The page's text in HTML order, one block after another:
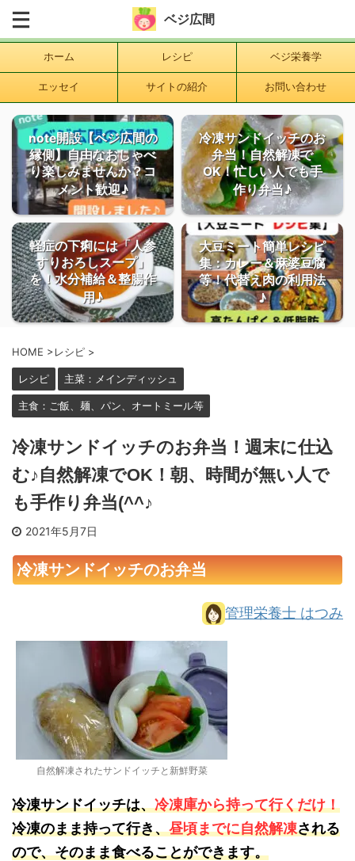
ベジ広間
ホーム レシピ ベジ栄養学
エッセイ サイトの紹介 お問い合わせ
note開設【ベジ広間の
縁側】自由なおしゃべ
り楽しみませんか？コ
メント歓迎♪
冷凍サンドイッチのお
弁当！自然解凍で
OK！忙しい人でも手
作り弁当♪
軽症の下痢には「人参
すりおろしスープ」
を！水分補給＆整腸作
用♪
大豆ミート簡単レシピ
集：カレー＆麻婆豆腐
等！代替え肉の利用法
♪
HOME >レシピ >
レシピ 主菜：メインディッシュ
主食：ご飯、麺、パン、オートミール等
冷凍サンドイッチのお弁当！週末に仕込
む♪自然解凍でOK！朝、時間が無い人で
も手作り弁当(^^♪
2021年5月7日
冷凍サンドイッチのお弁当
管理栄養士 はつみ
自然解凍されたサンドイッチと新鮮野菜
冷凍サンドイッチは、冷凍庫から持って行くだけ！
冷凍のまま持って行き、昼頃までに自然解凍される
ので、そのまま食べることができます。